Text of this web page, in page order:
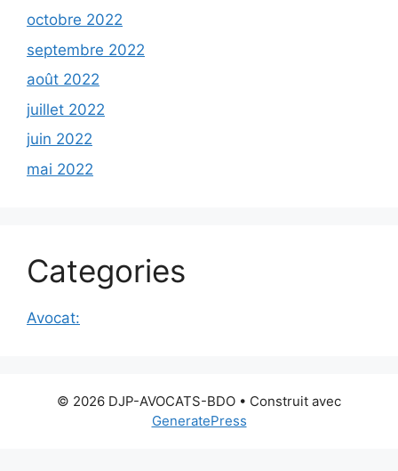
octobre 2022
septembre 2022
août 2022
juillet 2022
juin 2022
mai 2022
Categories
Avocat:
© 2026 DJP-AVOCATS-BDO • Construit avec
GeneratePress